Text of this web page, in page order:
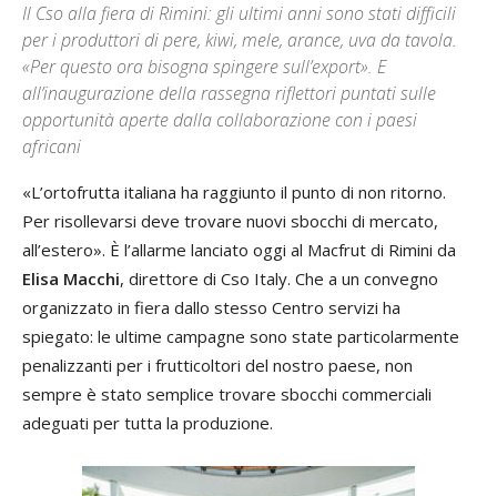
Il Cso alla fiera di Rimini: gli ultimi anni sono stati difficili
per i produttori di pere, kiwi, mele, arance, uva da tavola.
«Per questo ora bisogna spingere sull’export». E
all’inaugurazione della rassegna riflettori puntati sulle
opportunità aperte dalla collaborazione con i paesi
africani
«L’ortofrutta italiana ha raggiunto il punto di non ritorno.
Per risollevarsi deve trovare nuovi sbocchi di mercato,
all’estero». È l’allarme lanciato oggi al Macfrut di Rimini da
Elisa Macchi, direttore di Cso Italy. Che a un convegno
organizzato in fiera dallo stesso Centro servizi ha
spiegato: le ultime campagne sono state particolarmente
penalizzanti per i frutticoltori del nostro paese, non
sempre è stato semplice trovare sbocchi commerciali
adeguati per tutta la produzione.